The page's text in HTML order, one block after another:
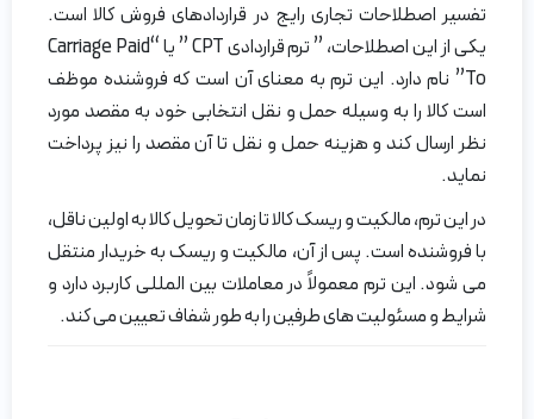
تفسیر اصطلاحات تجاری رایج در قراردادهای فروش کالا است.
یکی از این اصطلاحات، ” ترم قراردادی CPT ” یا “Carriage Paid
To” نام دارد. این ترم به معنای آن است که فروشنده موظف
است کالا را به وسیله حمل و نقل انتخابی خود به مقصد مورد
نظر ارسال کند و هزینه حمل و نقل تا آن مقصد را نیز پرداخت
نماید.
در این ترم، مالکیت و ریسک کالا تا زمان تحویل کالا به اولین ناقل،
با فروشنده است. پس از آن، مالکیت و ریسک به خریدار منتقل
می شود. این ترم معمولاً در معاملات بین المللی کاربرد دارد و
شرایط و مسئولیت های طرفین را به طور شفاف تعیین می کند.